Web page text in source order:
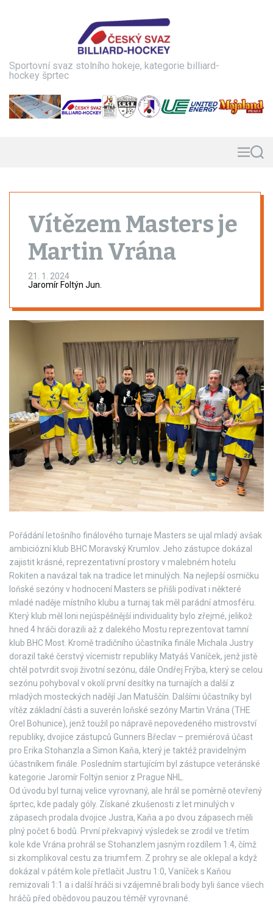
Sportovní svaz stolního hokeje, kategorie billiard-
hockey šprtec
MS
Vítězem Masters je
Martin Vrána
21. 1. 2024
Jaromír Foltýn Jun.
Pořádání letošního finálového turnaje Masters se ujal mladý avšak
ambiciózní klub BHC Moravský Krumlov. Jeho zástupce dokázal
zajistit krásné, reprezentativní prostory v malebném hotelu
Rokiten a navázal tak na tradice let minulých. Na nejlepší osmičku
loňské sezóny v hodnocení Masters se přišli podívat i některé
mladé naděje místního klubu a turnaj tak měl parádní atmosféru.
Který klub měl loni nejúspěšnější individuality bylo zřejmé, jelikož
hned 4 hráči dorazili až z dalekého Mostu reprezentovat tamní
klub BHC Most. Kromě tradičního účastníka finále Michala Justry
dorazil také čerstvý vícemistr republiky Matyáš Vaníček, jenž jistě
chtěl potvrdit svoji životní sezónu, dále Ondřej Frýba, který se celou
sezónu pohyboval v okolí první desítky na turnajích a další z
mladých mosteckých nadějí Jan Matuščín. Dalšími účastníky byl
vítěz základní části a suverén loňské sezóny Martin Vrána (THE
Orel Bohunice), jenž toužil po nápravě nepovedeného mistrovství
republiky, dvojice zástupců Gunners Břeclav – premiérová účast
pro Erika Stohanzla a Simon Kaňa, který je taktéž pravidelným
účastníkem finále. Posledním startujícím byl zástupce veteránské
kategorie Jaromír Foltýn senior z Prague NHL.
Od úvodu byl turnaj velice vyrovnaný, ale hrál se poměrně otevřený
šprtec, kde padaly góly. Získané zkušenosti z let minulých v
zápasech prodala dvojice Justra, Kaňa a po dvou zápasech měli
plný počet 6 bodů. První překvapivý výsledek se zrodil ve třetím
kole kde Vrána prohrál se Stohanzlem jasným rozdílem 1:4, čímž
si zkomplikoval cestu za triumfem. Z prohry se ale oklepal a když
dokázal v pátém kole přetlačit Justru 1:0, Vaníček s Kaňou
remizovali 1:1 a i další hráči si vzájemně brali body byli šance všech
hráčů před obědovou pauzou téměř vyrovnané.